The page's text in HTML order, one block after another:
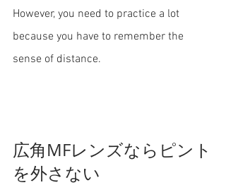
However, you need to practice a lot
because you have to remember the
sense of distance.
広角MFレンズならピント
を外さない